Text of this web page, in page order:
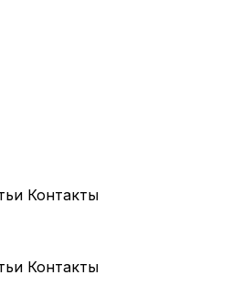
Контакты
Контакты